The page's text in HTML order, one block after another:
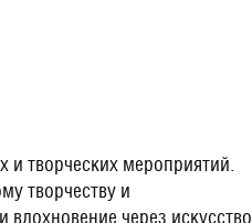
творческих мероприятий.
творчеству и
через искусство